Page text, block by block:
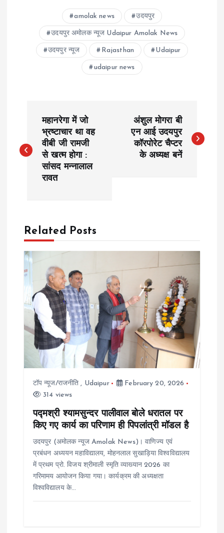
amolak news उदयपुर
उदयपुर अमोलक न्यूज Udaipur Amolak News
उदयपुर न्यूज Rajasthan Udaipur
udaipur news
s
a
v
g
a
महानरेगा में जो
भ्रष्टाचार था वह
वीबी जी रामजी
से खत्म होगा :
सांसद मन्नालाल
रावत
अंशुल मोगरा बी
एन आई उदयपुर
कॉरपोरेट चैप्टर
के अध्यक्ष बनें
Related Posts
टॉप न्यूज/राजनीति , Udaipur
February 20, 2026
314 views
पद्मश्री श्यामसुन्दर पालीवाल बोले धरातल पर
किए गए कार्य का परिणाम ही पिपलांत्री मॉडल है
उदयपुर (अमोलक न्यूज Amolak News)। वाणिज्य एवं
प्रबंधन अध्ययन महाविद्यालय, मोहनलाल सुखाड़िया विश्वविद्यालय
में प्रथम प्रो. विजय श्रीमाली स्मृति व्याख्यान 2026 का
गरिमामय आयोजन किया गया। कार्यक्रम की अध्यक्षता
विश्वविद्यालय के…